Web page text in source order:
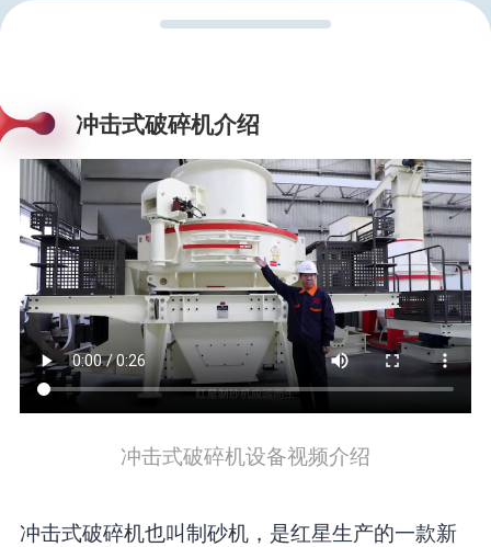
冲击式破碎机介绍
冲击式破碎机设备视频介绍
冲击式破碎机也叫制砂机，是红星生产的一款新